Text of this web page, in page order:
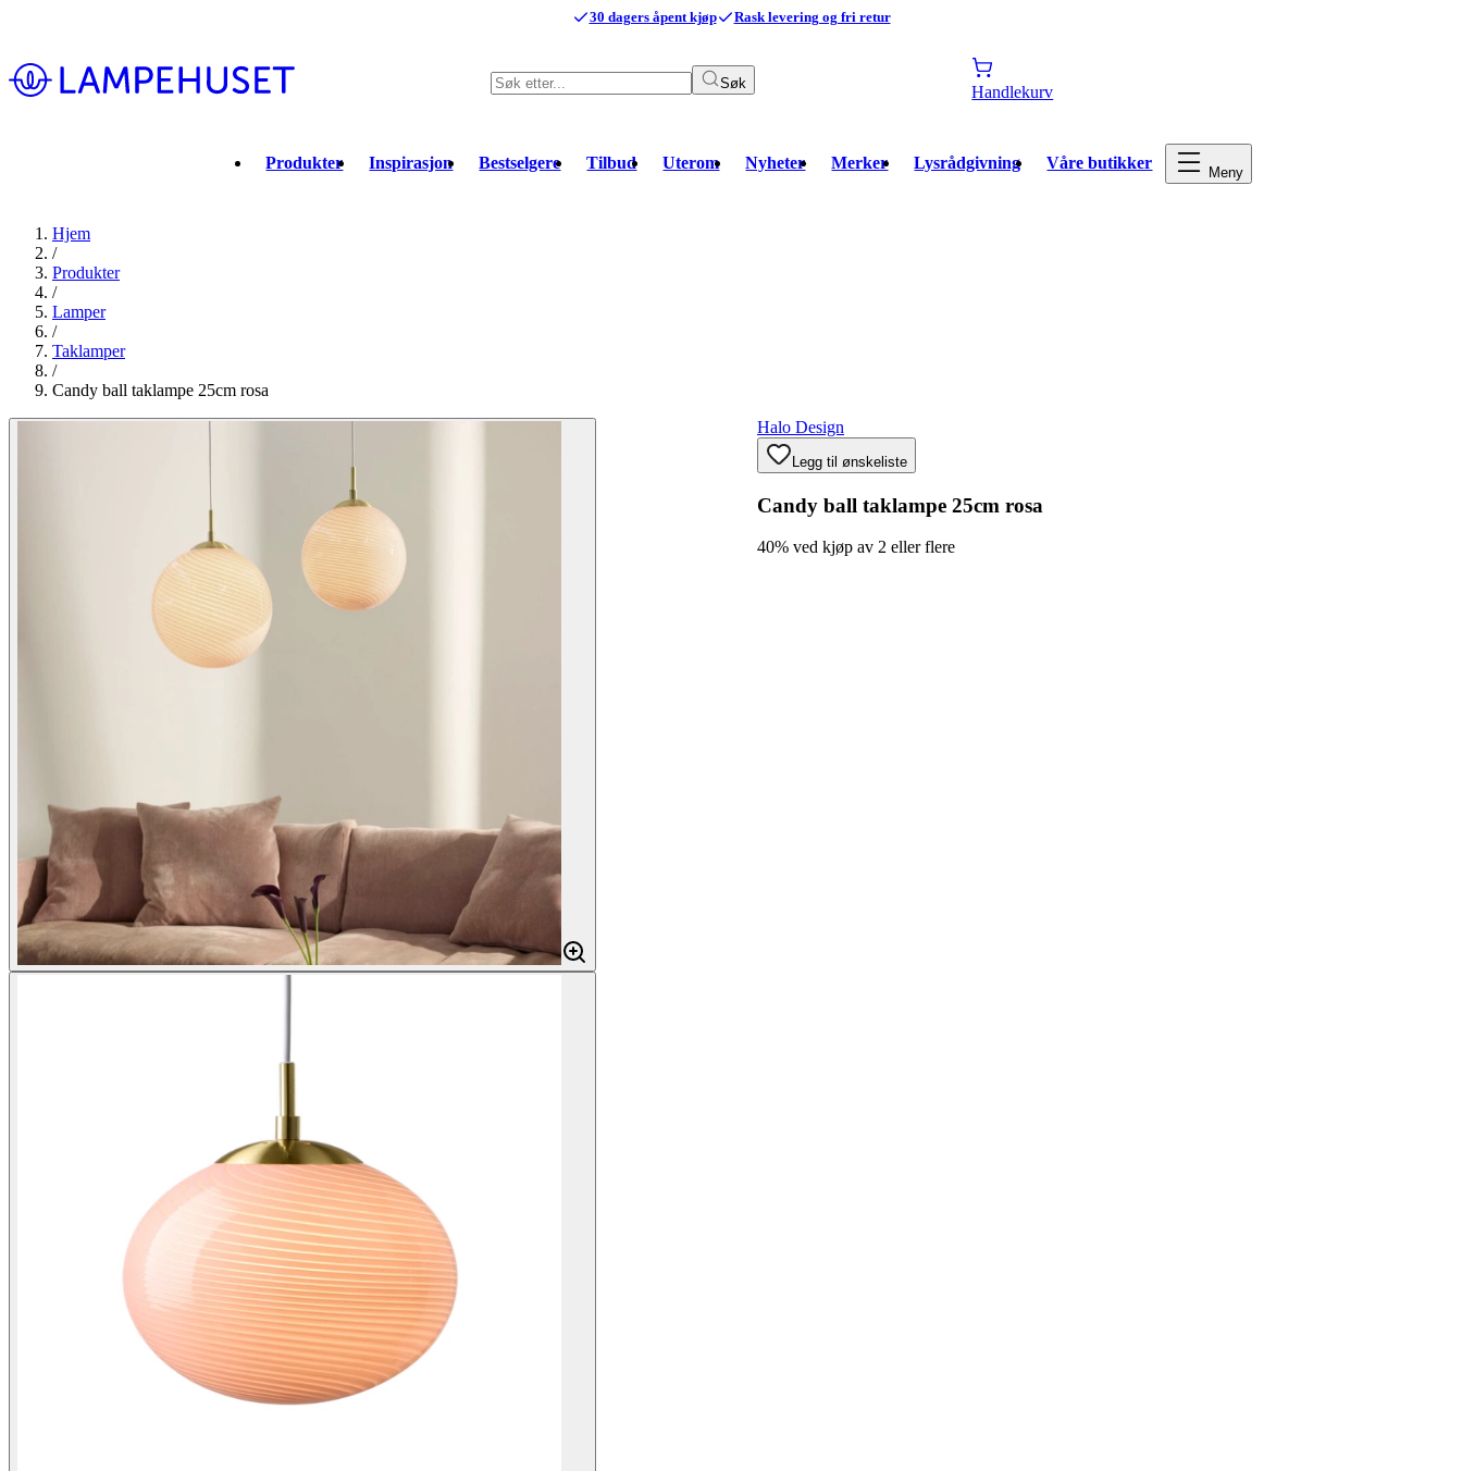
30 dagers åpent kjøp Rask levering og fri retur
Søk Handlekurv
Produkter Inspirasjon Bestselgere Tilbud Uterom Nyheter Merker Lysrådgivning Våre butikker Meny
Hjem
/
Produkter
/
Lamper
/
Taklamper
/
Candy ball taklampe 25cm rosa
Halo Design
Legg til ønskeliste
Candy ball taklampe 25cm rosa
40% ved kjøp av 2 eller flere